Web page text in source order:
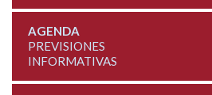
AGENDA
PREVISIONES
INFORMATIVAS